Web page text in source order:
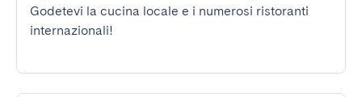
Godetevi la cucina locale e i numerosi ristoranti
internazionali!